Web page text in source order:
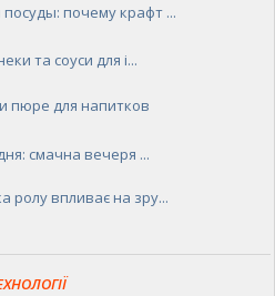
почему крафт ...
та соуси для і...
пюре для напитков
смачна вечеря ...
ролу впливає на зру...